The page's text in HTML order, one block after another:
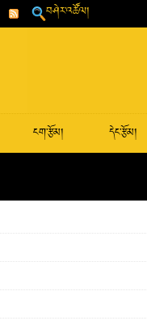
བཤེར་འཚོལ།
ངག་རྩོམ། དེང་རྩོམ།